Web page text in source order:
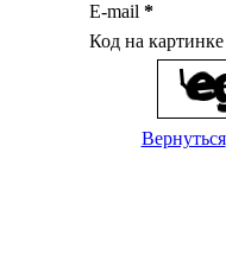
E-mail *
Код на
Вернуться